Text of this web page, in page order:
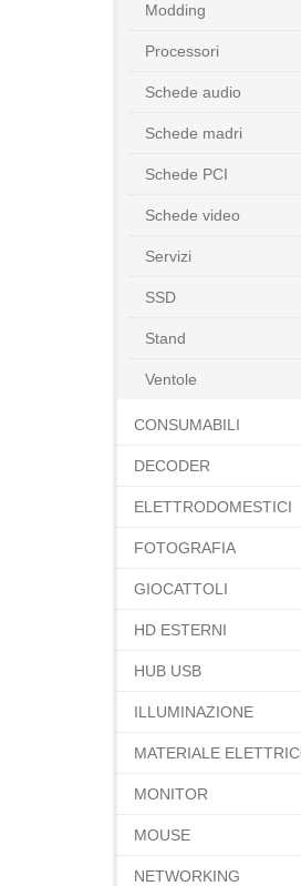
Modding
Processori
Schede audio
Schede madri
Schede PCI
Schede video
Servizi
SSD
Stand
Ventole
CONSUMABILI
DECODER
ELETTRODOMESTICI
FOTOGRAFIA
GIOCATTOLI
HD ESTERNI
HUB USB
ILLUMINAZIONE
MATERIALE
MONITOR
MOUSE
NETWORKING